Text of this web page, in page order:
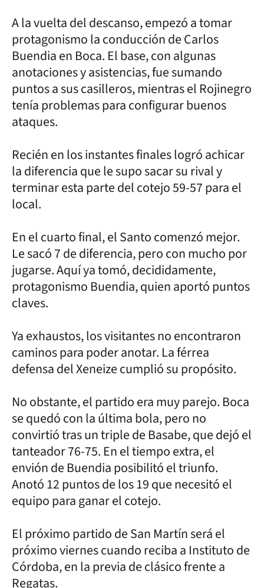
A la vuelta del descanso, empezó a tomar
protagonismo la conducción de Carlos
Buendia en Boca. El base, con algunas
anotaciones y asistencias, fue sumando
puntos a sus casilleros, mientras el Rojinegro
tenía problemas para configurar buenos
ataques.
Recién en los instantes finales logró achicar
la diferencia que le supo sacar su rival y
terminar esta parte del cotejo 59-57 para el
local.
En el cuarto final, el Santo comenzó mejor.
Le sacó 7 de diferencia, pero con mucho por
jugarse. Aquí ya tomó, decididamente,
protagonismo Buendia, quien aportó puntos
claves.
Ya exhaustos, los visitantes no encontraron
caminos para poder anotar. La férrea
defensa del Xeneize cumplió su propósito.
No obstante, el partido era muy parejo. Boca
se quedó con la última bola, pero no
convirtió tras un triple de Basabe, que dejó el
tanteador 76-75. En el tiempo extra, el
envión de Buendia posibilitó el triunfo.
Anotó 12 puntos de los 19 que necesitó el
equipo para ganar el cotejo.
El próximo partido de San Martín será el
próximo viernes cuando reciba a Instituto de
Córdoba, en la previa de clásico frente a
Regatas.